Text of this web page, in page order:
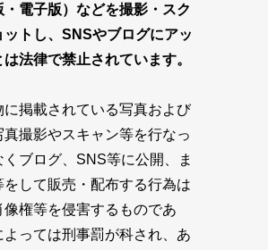
・電子版）などを撮影・スク
ットし、SNSやブログにアッ
法律で禁止されています。
に掲載されている写真および
真撮影やスキャン等を行なっ
ブログ、SNS等に公開、ま
をして販売・配布する行為は
像権等を侵害するものであ
よっては刑事罰が科され、あ